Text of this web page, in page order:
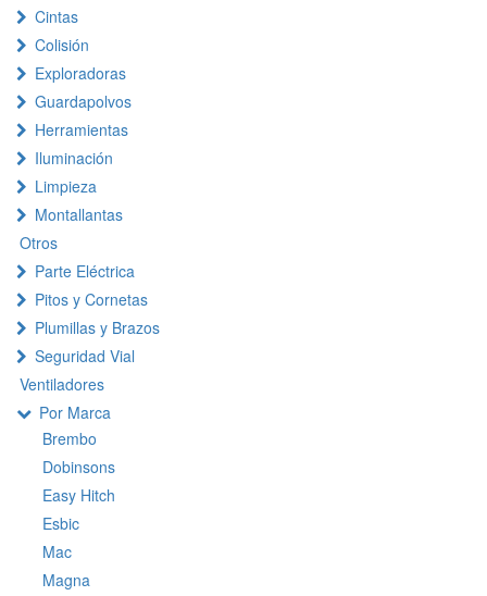
Cintas
Colisión
Exploradoras
Guardapolvos
Herramientas
Iluminación
Limpieza
Montallantas
Otros
Parte Eléctrica
Pitos y Cornetas
Plumillas y Brazos
Seguridad Vial
Ventiladores
Por Marca
Brembo
Dobinsons
Easy Hitch
Esbic
Mac
Magna